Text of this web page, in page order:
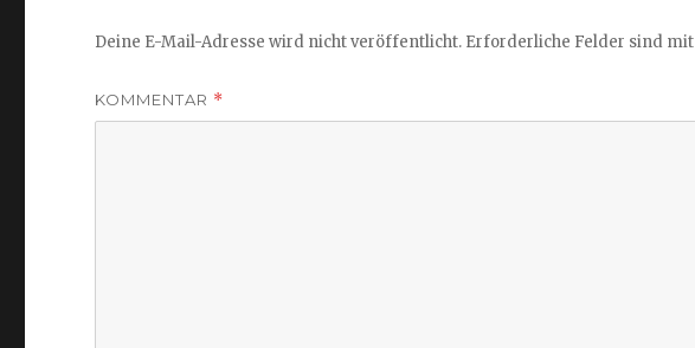
Deine E-Mail-Adresse wird nicht veröffentlicht. Erforderliche Felder sind mit
KOMMENTAR *